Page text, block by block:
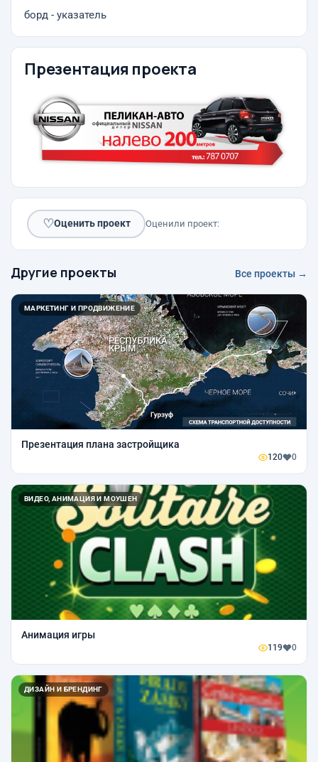
борд - указатель
Презентация проекта
♡Оценить проект Оценили проект:
Другие проекты Все проекты →
МАРКЕТИНГ И ПРОДВИЖЕНИЕ
Презентация плана застройщика
120 0
ВИДЕО, АНИМАЦИЯ И МОУШЕН
Анимация игры
119 0
ДИЗАЙН И БРЕНДИНГ